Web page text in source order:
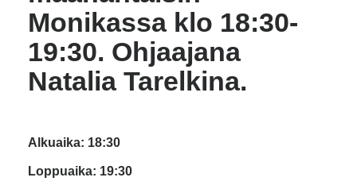
Monikassa klo 18:30-
19:30. Ohjaajana
Natalia Tarelkina.
Alkuaika: 18:30
Loppuaika: 19:30